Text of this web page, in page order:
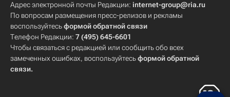
Адрес электронной почты Редакции: internet-group@ria.ru
По вопросам размещения пресс-релизов и рекламы
воспользуйтесьформой обратной связи
Телефон Редакции: 7 (495) 645-6601
Чтобы связаться с редакцией или сообщить обо всех
замеченных ошибках, воспользуйтесьформой обратной
связи.